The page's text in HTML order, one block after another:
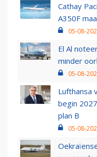
Cathay
A350F
05-08-
El Al
minder
05-08-
Lufthansa
begin
plan B
05-08-